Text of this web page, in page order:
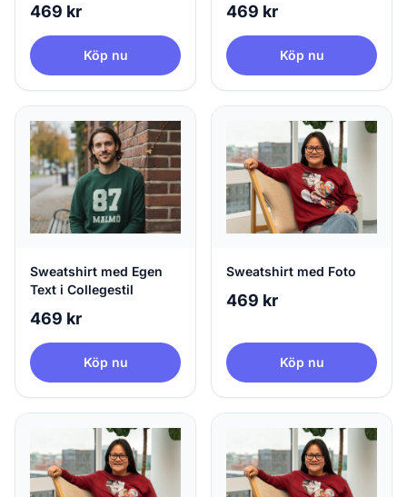
469 kr
Köp nu
469 kr
Köp nu
Sweatshirt med Egen
Text i Collegestil
469 kr
Köp nu
Sweatshirt med Foto
469 kr
Köp nu